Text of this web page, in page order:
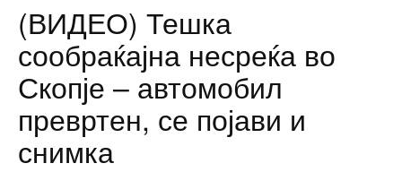
(ВИДЕО) Тешка
сообраќајна несреќа во
Скопје – автомобил
превртен, се појави и
снимка